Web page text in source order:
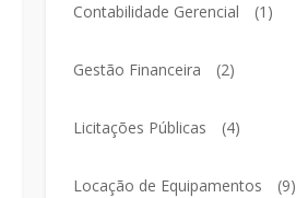
Contabilidade Gerencial (1)
Gestão Financeira (2)
Licitações Públicas (4)
Locação de Equipamentos (9)